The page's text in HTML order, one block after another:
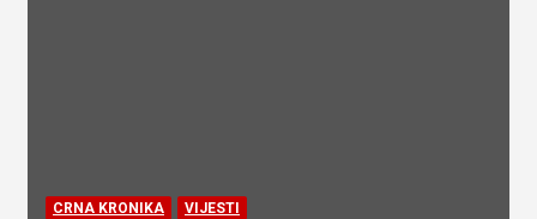
CRNA KRONIKA VIJESTI